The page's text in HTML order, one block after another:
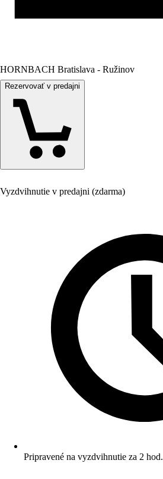
HORNBACH Bratislava - Ružinov
Rezervovať v predajni
Vyzdvihnutie v predajni (zdarma)
Pripravené na vyzdvihnutie za 2 hod.